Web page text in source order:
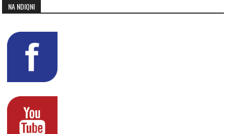
NA NDIQNI